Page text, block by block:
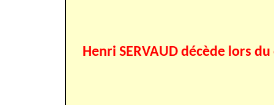
Henri SERVAUD décède lors